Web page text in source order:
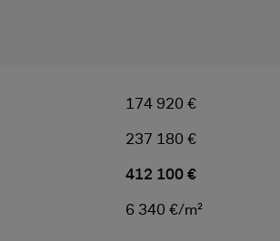
174 920 €
237 180 €
412 100 €
6 340 €/m²